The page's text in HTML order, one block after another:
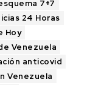
7+7
24 Horas
Hoy
Venezuela
anticovid
Venezuela